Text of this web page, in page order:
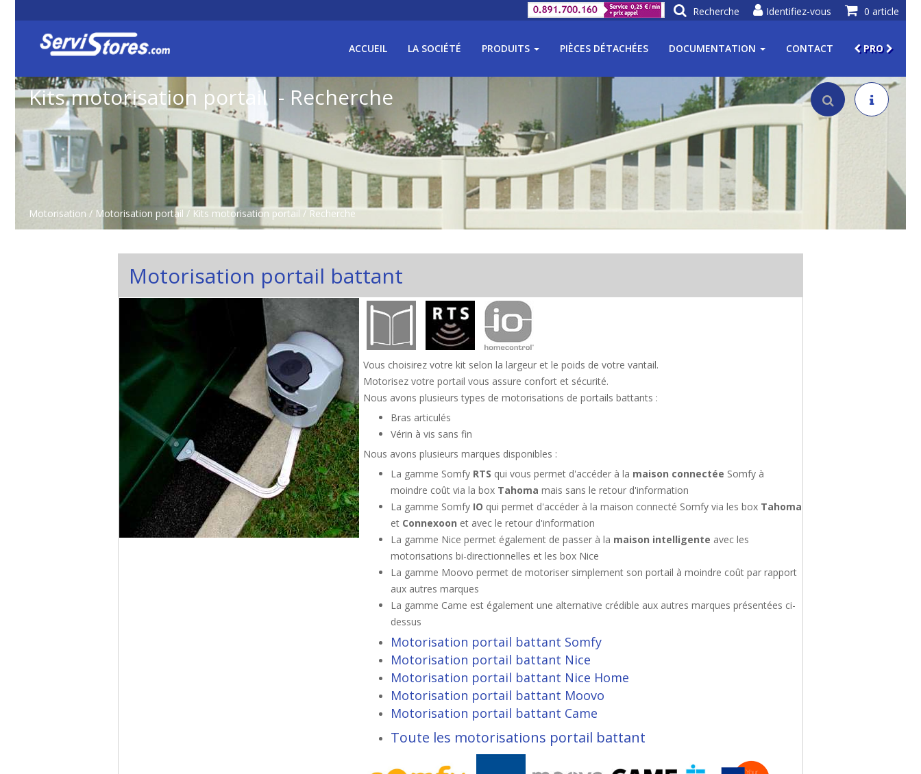
ACCUEIL LA SOCIÉTÉ PRODUITS PIÈCES DÉTACHÉES DOCUMENTATION CONTACT PRO
Kits motorisation portail - Recherche
Motorisation / Motorisation portail / Kits motorisation portail / Recherche
Motorisation portail battant
Vous choisirez votre kit selon la largeur et le poids de votre vantail.
Motorisez votre portail vous assure confort et sécurité.
Nous avons plusieurs types de motorisations de portails battants :
Bras articulés
Vérin à vis sans fin
Nous avons plusieurs marques disponibles :
La gamme Somfy RTS qui vous permet d'accéder à la maison connectée Somfy à
moindre coût via la box Tahoma mais sans le retour d'information
La gamme Somfy IO qui permet d'accéder à la maison connecté Somfy via les box Tahoma
et Connexoon et avec le retour d'information
La gamme Nice permet également de passer à la maison intelligente avec les
motorisations bi-directionnelles et les box Nice
La gamme Moovo permet de motoriser simplement son portail à moindre coût par rapport
aux autres marques
La gamme Came est également une alternative crédible aux autres marques présentées ci-
dessus
Motorisation portail battant Somfy
Motorisation portail battant Nice
Motorisation portail battant Nice Home
Motorisation portail battant Moovo
Motorisation portail battant Came
Toute les motorisations portail battant
0 article
Identifiez-vous
Recherche